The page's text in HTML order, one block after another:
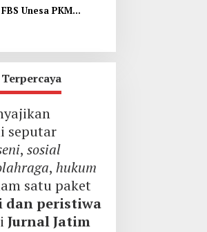
Unesa PKM
seputar
, sosial
, hukum
satu paket
peristiwa
Jurnal Jatim